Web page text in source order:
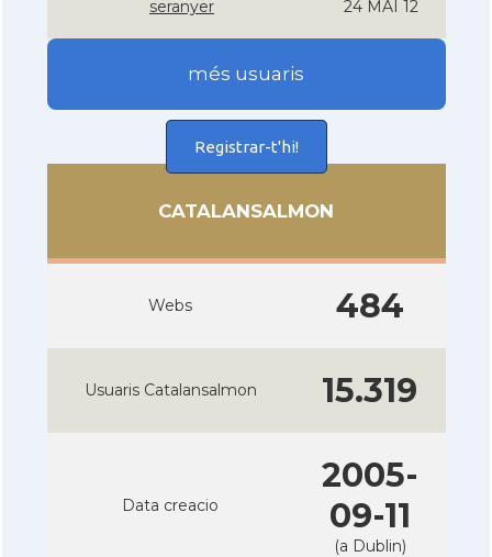
seranyer 24 MAI 12
més usuaris
Registrar-t'hi!
CATALANSALMON
Webs 484
Usuaris Catalansalmon 15.319
Data creacio
2005-
09-11
(a Dublin)